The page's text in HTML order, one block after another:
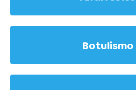
Botulismo